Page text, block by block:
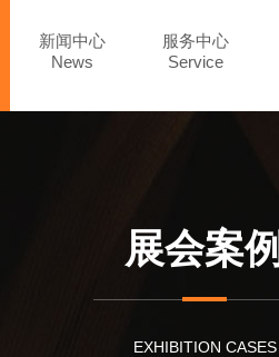
新闻中心
News
服务中心
Service
展会案例
EXHIBITION CASES